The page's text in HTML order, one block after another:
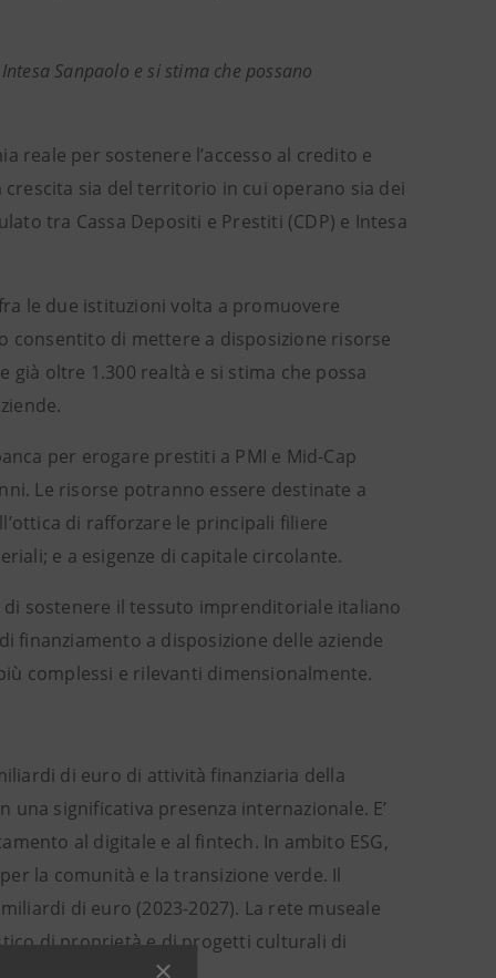
Sanpaolo e si stima che possano
reale per sostenere l’accesso al credito e
sia del territorio in cui operano sia dei
tra Cassa Depositi e Prestiti (CDP) e Intesa
le due istituzioni volta a promuovere
consentito di mettere a disposizione risorse
oltre 1.300 realtà e si stima che possa
per erogare prestiti a PMI e Mid-Cap
Le risorse potranno essere destinate a
di rafforzare le principali filiere
e a esigenze di capitale circolante.
di sostenere il tessuto imprenditoriale italiano
finanziamento a disposizione delle aziende
complessi e rilevanti dimensionalmente.
di euro di attività finanziaria della
significativa presenza internazionale. E’
al digitale e al fintech. In ambito ESG,
la comunità e la transizione verde. Il
di euro (2023-2027). La rete museale
di proprietà e di progetti culturali di